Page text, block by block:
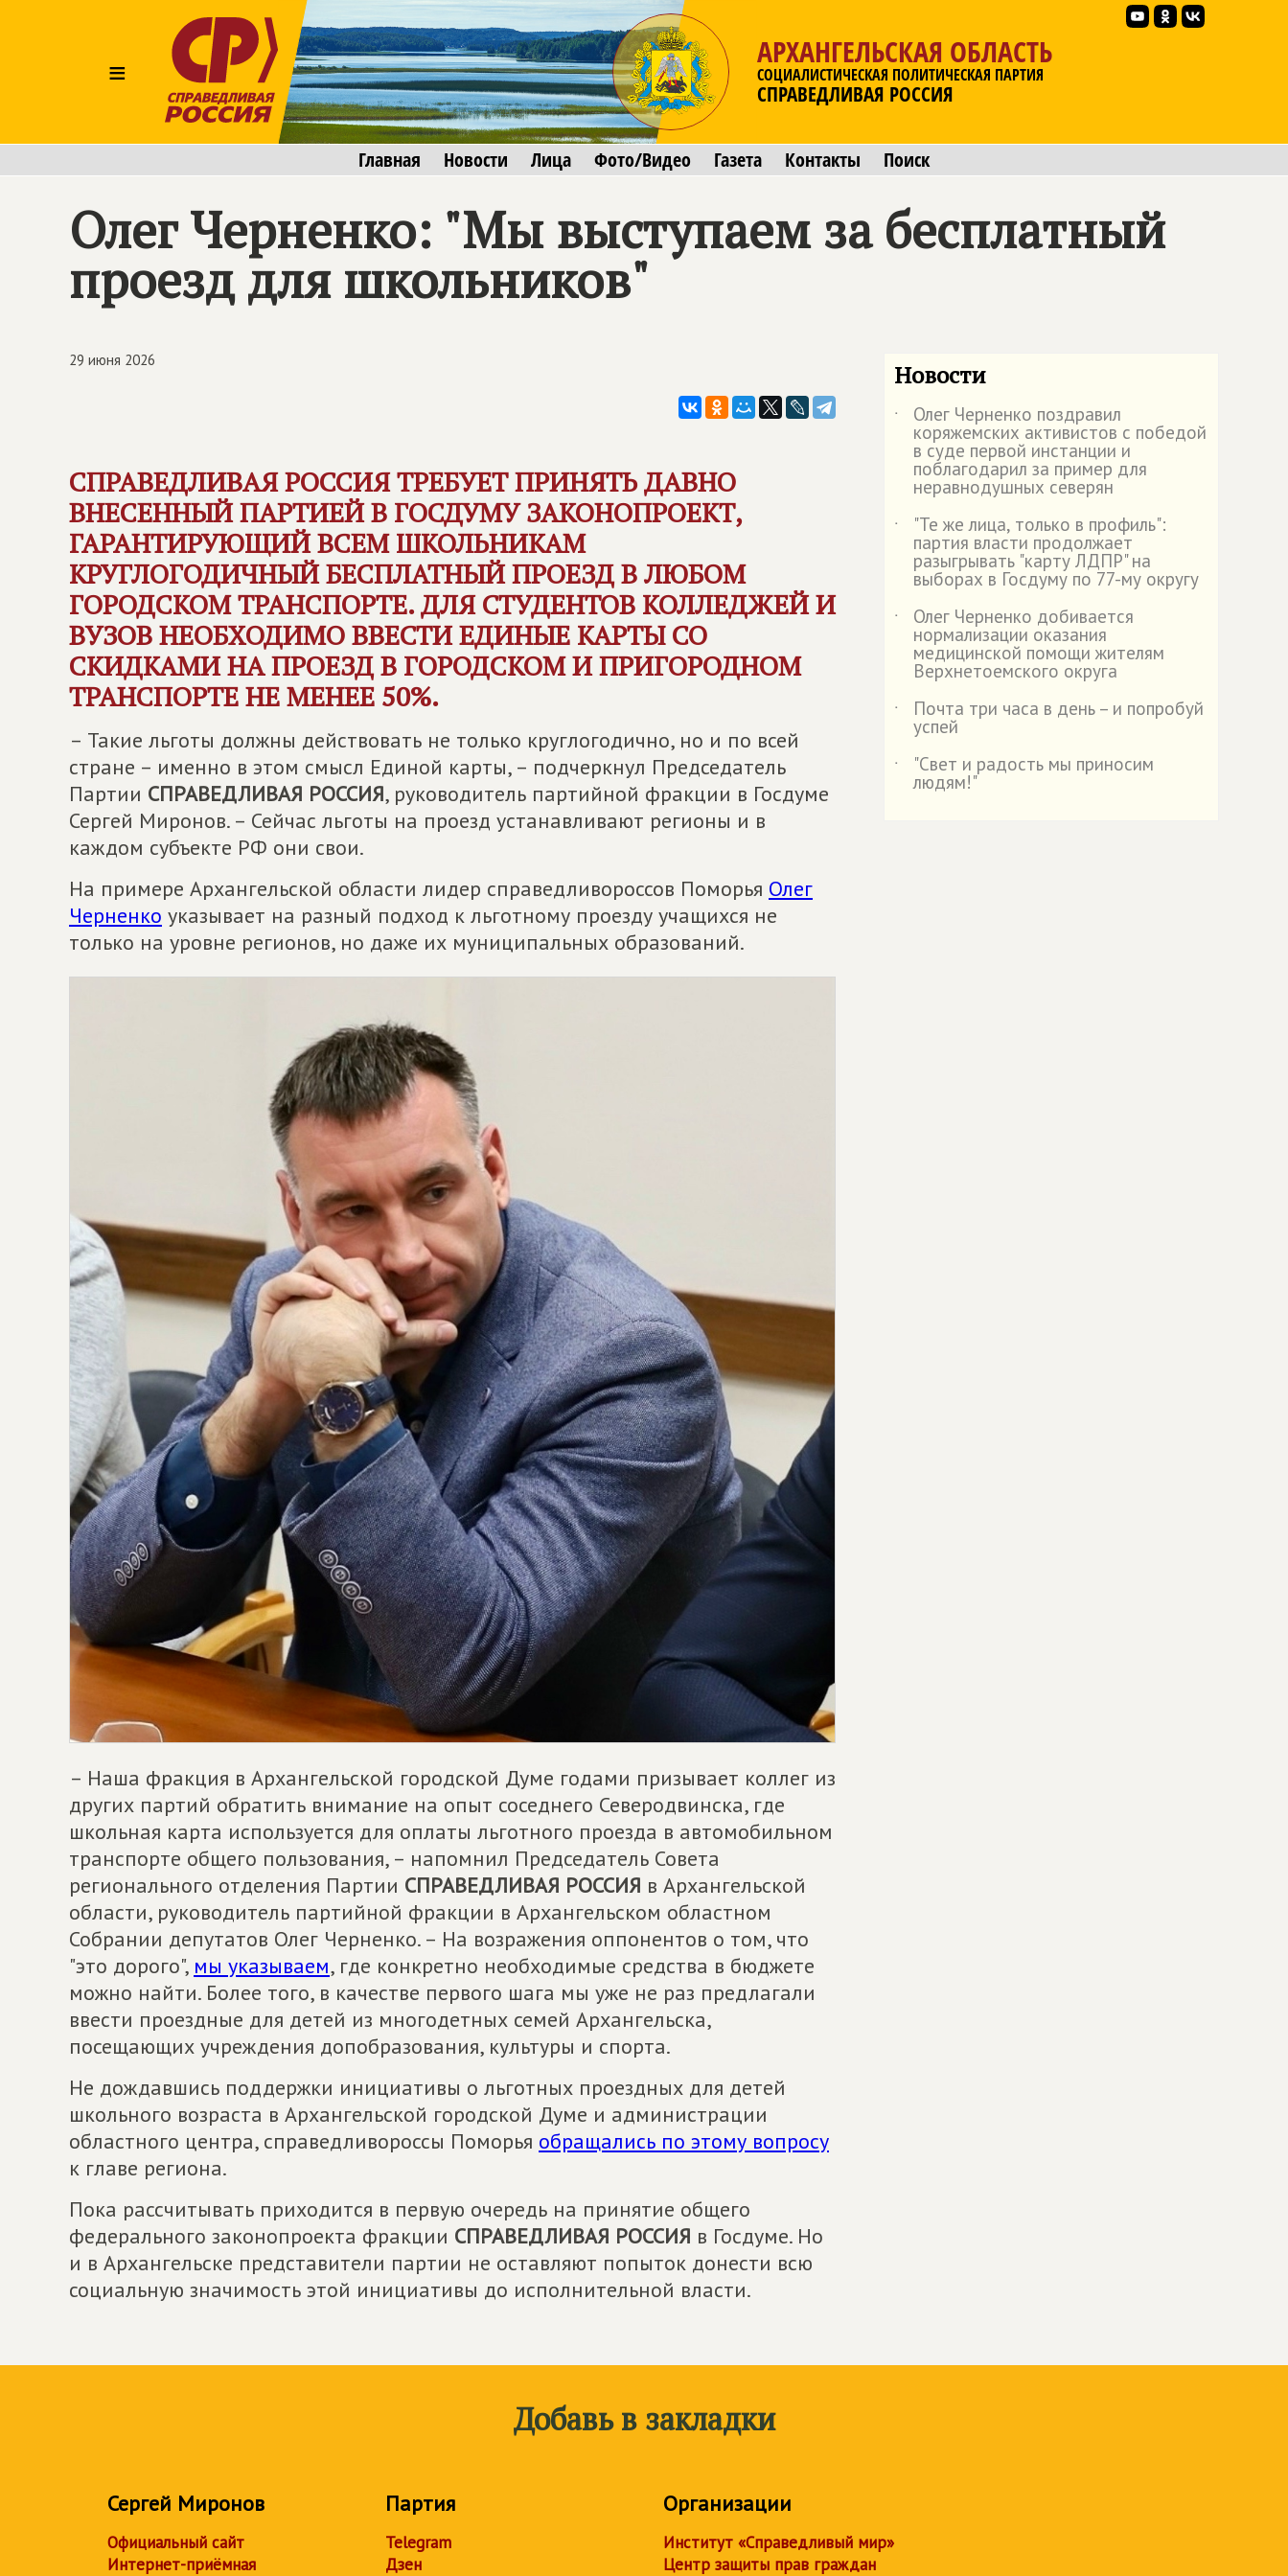
≡
АРХАНГЕЛЬСКАЯ ОБЛАСТЬ
СОЦИАЛИСТИЧЕСКАЯ ПОЛИТИЧЕСКАЯ ПАРТИЯ
СПРАВЕДЛИВАЯ РОССИЯ
Главная Новости Лица Фото/Видео Газета Контакты Поиск
Олег Черненко: "Мы выступаем за бесплатный
проезд для школьников"
29 июня 2026
СПРАВЕДЛИВАЯ РОССИЯТРЕБУЕТ ПРИНЯТЬ ДАВНО
ВНЕСЕННЫЙ ПАРТИЕЙ В ГОСДУМУ ЗАКОНОПРОЕКТ,
ГАРАНТИРУЮЩИЙ ВСЕМ ШКОЛЬНИКАМ
КРУГЛОГОДИЧНЫЙ БЕСПЛАТНЫЙ ПРОЕЗД В ЛЮБОМ
ГОРОДСКОМ ТРАНСПОРТЕ. ДЛЯ СТУДЕНТОВ КОЛЛЕДЖЕЙ И
ВУЗОВ НЕОБХОДИМО ВВЕСТИ ЕДИНЫЕ КАРТЫ СО
СКИДКАМИ НА ПРОЕЗД В ГОРОДСКОМ И ПРИГОРОДНОМ
ТРАНСПОРТЕ НЕ МЕНЕЕ 50%.
– Такие льготы должны действовать не только круглогодично, но и по всей
стране – именно в этом смысл Единой карты, – подчеркнул Председатель
Партии СПРАВЕДЛИВАЯ РОССИЯ, руководитель партийной фракции в Госдуме
Сергей Миронов. – Сейчас льготы на проезд устанавливают регионы и в
каждом субъекте РФ они свои.
На примере Архангельской области лидер справедливороссов Поморья Олег
Черненко указывает на разный подход к льготному проезду учащихся не
только на уровне регионов, но даже их муниципальных образований.
– Наша фракция в Архангельской городской Думе годами призывает коллег из
других партий обратить внимание на опыт соседнего Северодвинска, где
школьная карта используется для оплаты льготного проезда в автомобильном
транспорте общего пользования, – напомнил Председатель Совета
регионального отделения Партии СПРАВЕДЛИВАЯ РОССИЯ в Архангельской
области, руководитель партийной фракции в Архангельском областном
Собрании депутатов Олег Черненко. – На возражения оппонентов о том, что
"это дорого", мы указываем, где конкретно необходимые средства в бюджете
можно найти. Более того, в качестве первого шага мы уже не раз предлагали
ввести проездные для детей из многодетных семей Архангельска,
посещающих учреждения допобразования, культуры и спорта.
Не дождавшись поддержки инициативы о льготных проездных для детей
школьного возраста в Архангельской городской Думе и администрации
областного центра, справедливороссы Поморья обращались по этому вопросу
к главе региона.
Пока рассчитывать приходится в первую очередь на принятие общего
федерального законопроекта фракции СПРАВЕДЛИВАЯ РОССИЯ в Госдуме. Но
и в Архангельске представители партии не оставляют попыток донести всю
социальную значимость этой инициативы до исполнительной власти.
Новости
˙ Олег Черненко поздравил
коряжемских активистов с победой
в суде первой инстанции и
поблагодарил за пример для
неравнодушных северян
˙
"Те же лица, только в профиль":
партия власти продолжает
разыгрывать "карту ЛДПР" на
выборах в Госдуму по 77-му округу
˙
Олег Черненко добивается
нормализации оказания
медицинской помощи жителям
Верхнетоемского округа
˙
Почта три часа в день – и попробуй
успей
˙
"Свет и радость мы приносим
людям!"
Добавь в закладки
Сергей Миронов
Официальный сайт
Интернет-приёмная
Партия
Telegram
Дзен
Организации
Институт «Справедливый мир»
Центр защиты прав граждан